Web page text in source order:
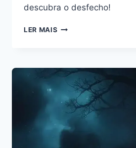
descubra o desfecho!
LER MAIS SEQUESTRO
COMPLETO
DUBLADO:
ASSISTA
AGORA!